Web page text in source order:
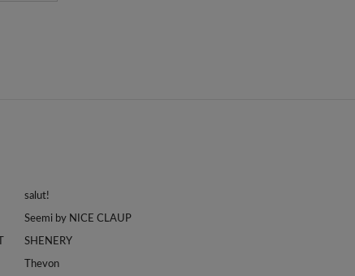
salut!
Seemi by NICE CLAUP
SHENERY
Thevon